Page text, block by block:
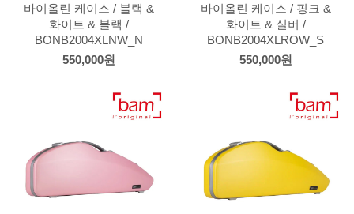
바이올린 케이스 / 블랙 &
화이트 & 블랙 /
BONB2004XLNW_N
550,000원
바이올린 케이스 / 핑크 &
화이트 & 실버 /
BONB2004XLROW_S
550,000원